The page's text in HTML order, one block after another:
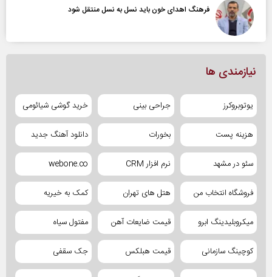
فرهنگ اهدای خون باید نسل به نسل منتقل شود
نیازمندی ها
یوتوبروکرز جراحی بینی خرید گوشی شیائومی
هزینه پست بخورات دانلود آهنگ جدید
سئو در مشهد نرم افزار CRM webone.co
فروشگاه انتخاب من هتل های تهران کمک به خیریه
میکروبلیدینگ ابرو قیمت ضایعات آهن مفتول سیاه
کوچینگ سازمانی قیمت هبلکس جک سقفی